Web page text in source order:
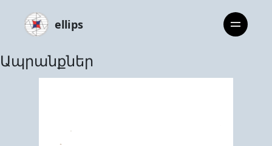
ellips
Ապրանքներ